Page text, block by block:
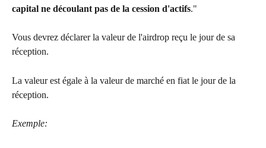
capital ne découlant pas de la cession d'actifs."
Vous devrez déclarer la valeur de l'airdrop reçu le jour de sa
réception.
La valeur est égale à la valeur de marché en fiat le jour de la
réception.
Exemple: